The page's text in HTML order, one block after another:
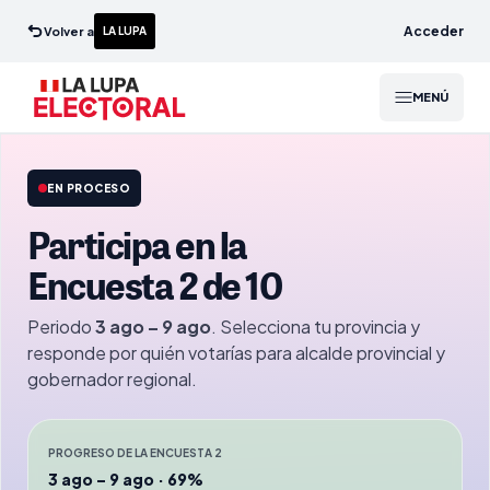
Volver a LA LUPA Acceder
MENÚ
EN PROCESO
Participa en la
Encuesta 2 de 10
Periodo3 ago – 9 ago. Selecciona tu provincia y
responde por quién votarías para alcalde provincial y
gobernador regional.
PROGRESO DE LA ENCUESTA 2
3 ago – 9 ago · 69%